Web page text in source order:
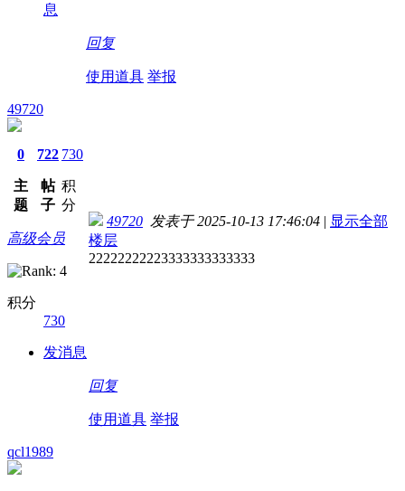
息
回复
使用道具 举报
49720
0
主
题
722
帖
子
730
积
分
高级会员
积分
730
发消息
49720 发表于 2025-10-13 17:46:04 | 显示全部
楼层
22222222223333333333333
回复
使用道具 举报
qcl1989